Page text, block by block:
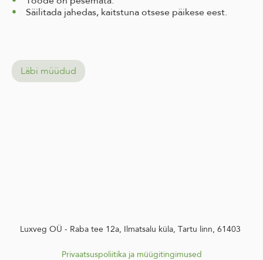
Säilitada jahedas, kaitstuna otsese päikese eest.
Läbi müüdud
Luxveg OÜ - Raba tee 12a, Ilmatsalu küla, Tartu linn, 61403
Privaatsuspoliitikaja müügitingimused